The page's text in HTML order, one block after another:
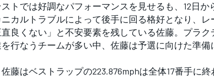
トでは好調なパフォーマンスを見せるも、12日か
ニカルトラブルによって後手に回る格好となり、
直良くない」と不安要素を残している佐藤。プラ
行なうチームが多い中、佐藤は予選に向けた準備
藤はベストラップの223.876mphは全体17番手に